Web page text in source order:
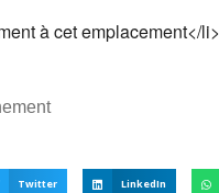
à cet emplacement</li>
Twitter LinkedIn